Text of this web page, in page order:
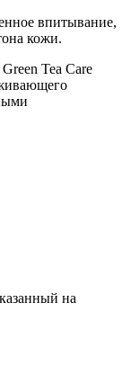
впитывание,
кожи.
Tea Care
на